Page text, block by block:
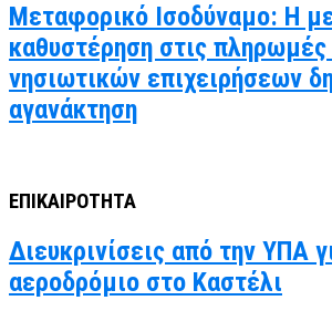
Μεταφορικό Ισοδύναμο: Η
καθυστέρηση στις
νησιωτικών επιχειρήσεων
αγανάκτηση
ΕΠΙΚΑΙΡΟΤΗΤΑ
Διευκρινίσεις από την ΥΠΑ
αεροδρόμιο στο Καστέλι